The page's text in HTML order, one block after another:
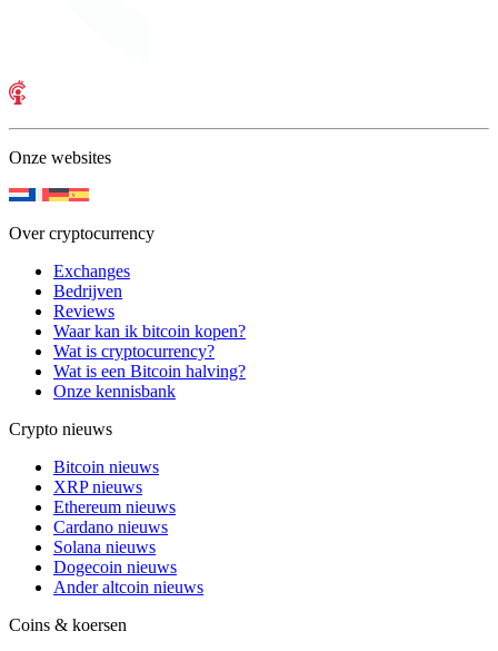
Onze websites
Over cryptocurrency
Exchanges
Bedrijven
Reviews
Waar kan ik bitcoin kopen?
Wat is cryptocurrency?
Wat is een Bitcoin halving?
Onze kennisbank
Crypto nieuws
Bitcoin nieuws
XRP nieuws
Ethereum nieuws
Cardano nieuws
Solana nieuws
Dogecoin nieuws
Ander altcoin nieuws
Coins & koersen